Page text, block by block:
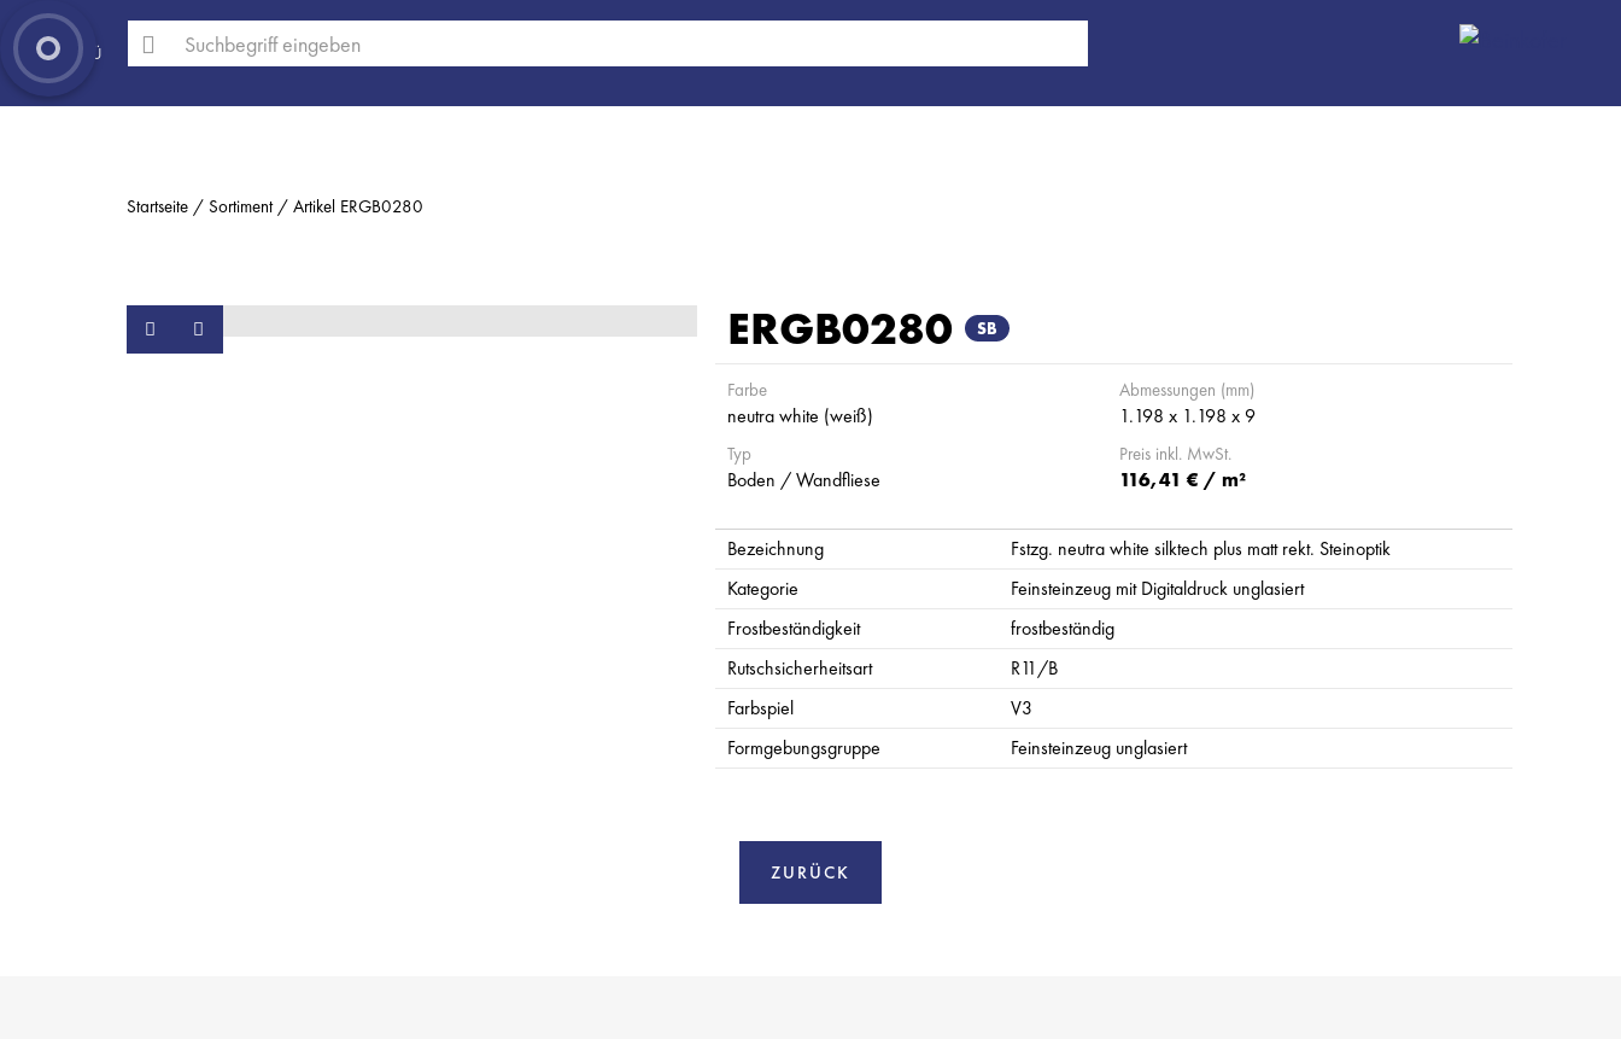
MENÜ
Startseite Sortiment Artikel ERGB0280
ERGB0280 SB
Farbe
neutra white (weiß)
Abmessungen (mm)
1.198 x 1.198 x 9
Typ
Boden / Wandfliese
Preis inkl. MwSt.
116,41 € / m²
Bezeichnung
Fstzg. neutra white silktech plus matt rekt. Steinoptik
Kategorie
Feinsteinzeug mit Digitaldruck unglasiert
Frostbeständigkeit
frostbeständig
Rutschsicherheitsart
R11/B
Farbspiel
V3
Formgebungsgruppe
Feinsteinzeug unglasiert
ZURÜCK